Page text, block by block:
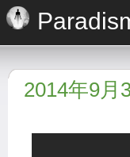
2014年9月